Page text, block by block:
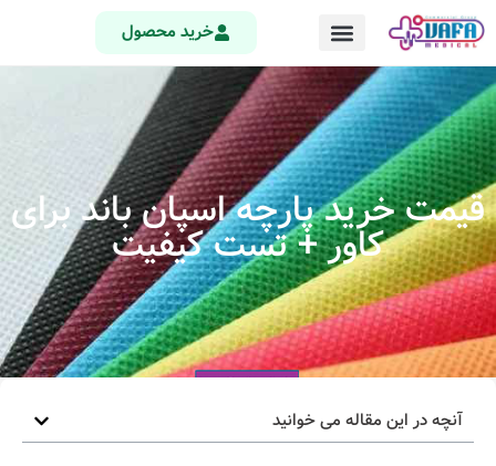
خرید محصول
قیمت خرید پارچه اسپان باند برای
کاور + تست کیفیت
آنچه در این مقاله می خوانید